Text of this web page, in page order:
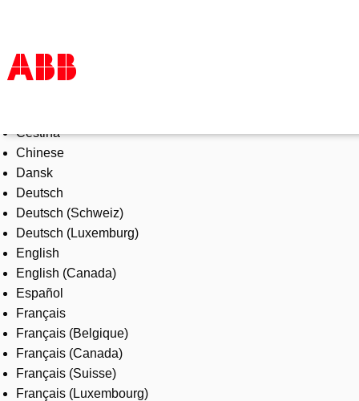
Products & Solutions
Industries
Services
About us
Where to buy
Contact us
Careers
Čeština
Chinese
Dansk
Deutsch
Deutsch (Schweiz)
Deutsch (Luxemburg)
English
English (Canada)
Español
Français
Français (Belgique)
Français (Canada)
Français (Suisse)
Français (Luxembourg)